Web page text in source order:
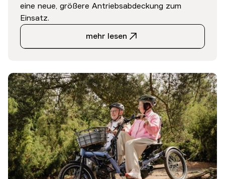
eine neue, größere Antriebsabdeckung zum
Einsatz.
mehr lesen